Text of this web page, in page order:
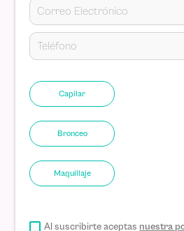
Capilar
Bronceo
Maquillaje
Al suscribirte aceptas nuestra